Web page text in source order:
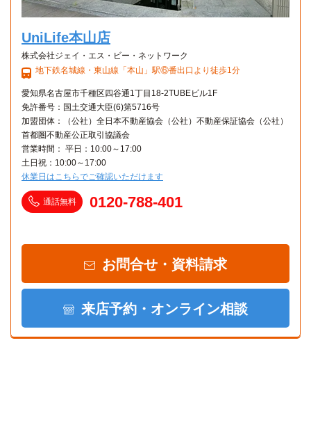
UniLife本山店
株式会社ジェイ・エス・ビー・ネットワーク
地下鉄名城線・東山線「本山」駅⑥番出口より徒歩1分
愛知県名古屋市千種区四谷通1丁目18-2TUBEビル1F
免許番号：国土交通大臣(6)第5716号
加盟団体：（公社）全日本不動産協会（公社）不動産保証協会（公社）
首都圏不動産公正取引協議会
営業時間： 平日：10:00～17:00
土日祝：10:00～17:00
休業日はこちらでご確認いただけます
通話無料 0120-788-401
お問合せ・資料請求
来店予約・オンライン相談